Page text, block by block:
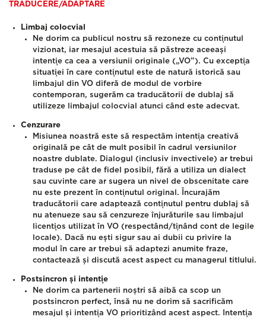
TRADUCERE/ADAPTARE
Limbaj colocvial
Ne dorim ca publicul nostru să rezoneze cu conținutul
vizionat, iar mesajul acestuia să păstreze aceeași
intenție ca cea a versiunii originale („VO”). Cu excepția
situației în care conținutul este de natură istorică sau
limbajul din VO diferă de modul de vorbire
contemporan, sugerăm ca traducătorii de dublaj să
utilizeze limbajul colocvial atunci când este adecvat.
Cenzurare
Misiunea noastră este să respectăm intenția creativă
originală pe cât de mult posibil în cadrul versiunilor
noastre dublate. Dialogul (inclusiv invectivele) ar trebui
traduse pe cât de fidel posibil, fără a utiliza un dialect
sau cuvinte care ar sugera un nivel de obscenitate care
nu este prezent în conținutul original.
Încurajăm
traducătorii care adaptează conținutul pentru dublaj să
nu atenueze sau să cenzureze înjurăturile sau limbajul
licențios utilizat în VO (respectând/ținând cont de legile
locale). Dacă nu ești sigur sau ai dubii cu privire la
modul în care ar trebui să adaptezi anumite fraze,
contactează și discută acest aspect cu managerul titlului.
Postsincron și intenție
Ne dorim ca partenerii noștri să aibă ca scop un
postsincron perfect, însă nu ne dorim să sacrificăm
mesajul și intenția VO prioritizând acest aspect. Intenția